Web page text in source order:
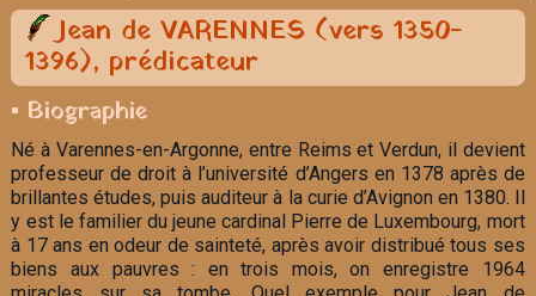
Jean de VARENNES (vers 1350-
1396), prédicateur
▪ Biographie
Né à Varennes-en-Argonne, entre Reims et Verdun, il devient
professeur de droit à l’université d’Angers en 1378 après de
brillantes études, puis auditeur à la curie d’Avignon en 1380. Il
y est le familier du jeune cardinal Pierre de Luxembourg, mort
à 17 ans en odeur de sainteté, après avoir distribué tous ses
biens aux pauvres : en trois mois, on enregistre 1964